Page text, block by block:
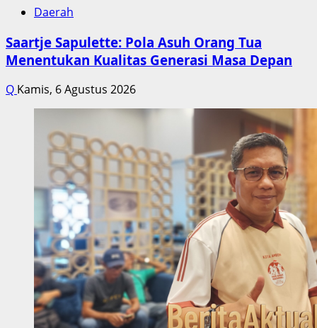
Daerah
Saartje Sapulette: Pola Asuh Orang Tua
Menentukan Kualitas Generasi Masa Depan
Q Kamis, 6 Agustus 2026